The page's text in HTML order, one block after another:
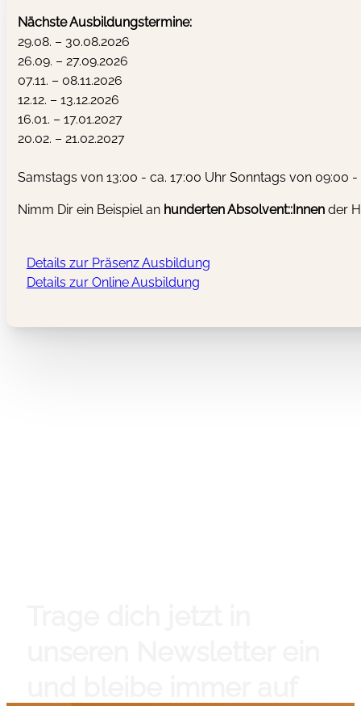
Nächste Ausbildungstermine:
29.08. – 30.08.2026
26.09. – 27.09.2026
07.11. – 08.11.2026
12.12. – 13.12.2026
16.01. – 17.01.2027
20.02. – 21.02.2027
Samstags von 13:00 - ca. 17:00 Uhr Sonntags von 09:00 -
Nimm Dir ein Beispiel an hundertenAbsolvent::Innender
Details zur Präsenz Ausbildung
Details zur Online Ausbildung